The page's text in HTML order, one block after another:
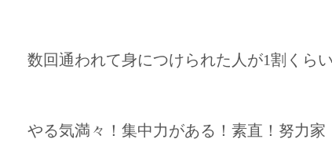
数回通われて身につけられた人が1割くら
やる気満々！集中力がある！素直！努力家